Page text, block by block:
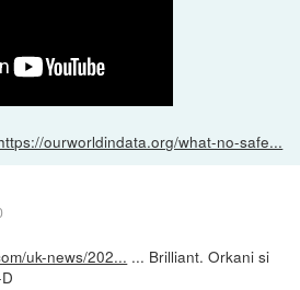
ourworldindata.org/what-no-safe...
uk-news/202... ... Brilliant. Orkani si